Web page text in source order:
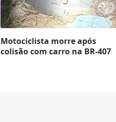
Motociclista morre após
colisão com carro na BR-407